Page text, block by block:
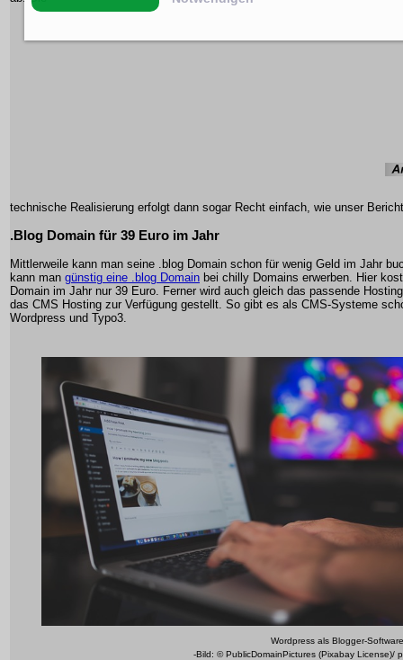
technische Realisierung erfolgt dann sogar Recht einfach, wie unser
.Blog Domain für 39 Euro im Jahr
Mittlerweile kann man seine .blog Domain schon für wenig Geld im Jahr
kann man günstig eine .blog Domain bei chilly Domains erwerben. Hier
Domain im Jahr nur 39 Euro. Ferner wird auch gleich das passende
das CMS Hosting zur Verfügung gestellt. So gibt es als CMS-Systeme
Wordpress und Typo3.
Wordpress als Blogger-
-Bild: © PublicDomainPictures (Pixabay License)/